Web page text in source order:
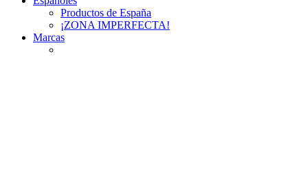
Productos de España
¡ZONA IMPERFECTA!
Marcas